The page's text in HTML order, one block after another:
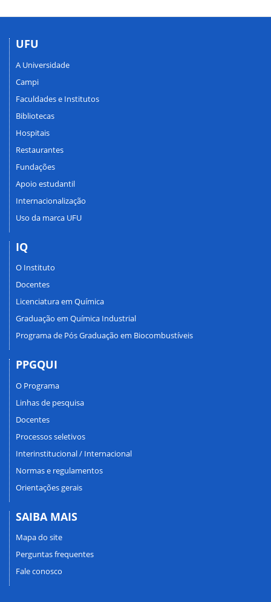
UFU
A Universidade
Campi
Faculdades e Institutos
Bibliotecas
Hospitais
Restaurantes
Fundações
Apoio estudantil
Internacionalização
Uso da marca UFU
IQ
O Instituto
Docentes
Licenciatura em Química
Graduação em Química Industrial
Programa de Pós Graduação em Biocombustíveis
PPGQUI
O Programa
Linhas de pesquisa
Docentes
Processos seletivos
Interinstitucional / Internacional
Normas e regulamentos
Orientações gerais
SAIBA MAIS
Mapa do site
Perguntas frequentes
Fale conosco